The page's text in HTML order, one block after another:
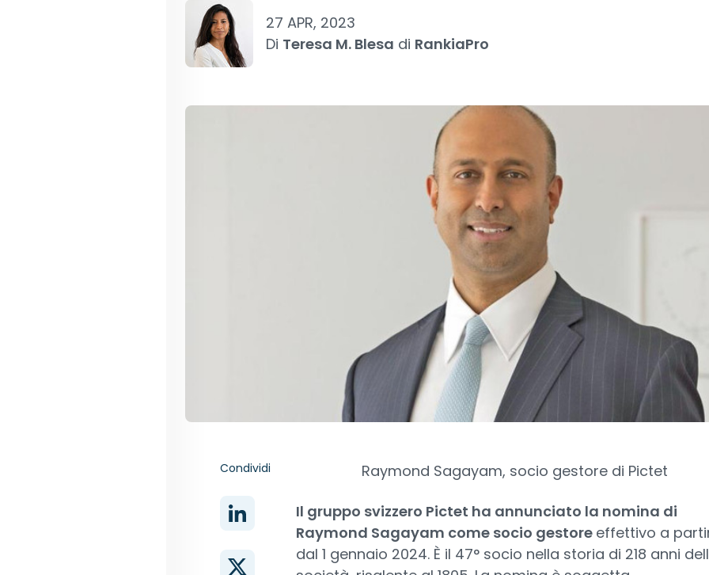
27 APR, 2023
Di Teresa M. Blesa di RankiaPro
Condividi Raymond Sagayam, socio gestore di Pictet
Il gruppo svizzero Pictet ha annunciato la nomina di
Raymond Sagayam come socio gestore effettivo a
dal 1 gennaio 2024. È il 47° socio nella storia di 218 anni